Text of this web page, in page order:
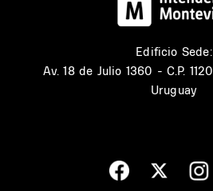
Edificio Sede:
Av. 18 de Julio 1360 - C.P.
Uruguay